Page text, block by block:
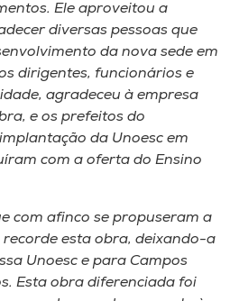
Ele aproveitou a
diversas pessoas que
da nova sede em
dirigentes, funcionários e
agradeceu à empresa
e os prefeitos do
da Unoesc em
com a oferta do Ensino
com afinco se propuseram a
esta obra, deixando-a
Unoesc e para Campos
Esta obra diferenciada foi